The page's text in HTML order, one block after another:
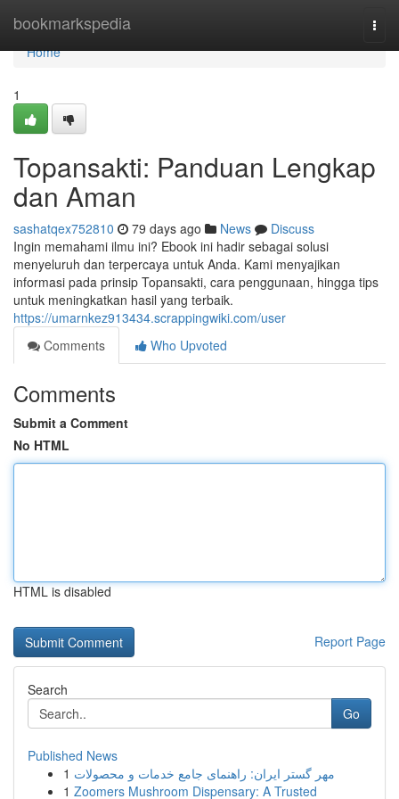
bookmarkspedia
Home
Home
1
Topansakti: Panduan Lengkap
dan Aman
sashatqex752810 79 days ago News
Discuss
Ingin memahami ilmu ini? Ebook ini hadir sebagai solusi
menyeluruh dan terpercaya untuk Anda. Kami menyajikan
informasi pada prinsip Topansakti, cara penggunaan, hingga tips
untuk meningkatkan hasil yang terbaik.
https://umarnkez913434.scrappingwiki.com/user
Comments
Who Upvoted
Comments
Submit a Comment
No HTML
HTML is disabled
Report Page
Search
Go
Published News
1 مهر گستر ایران: راهنمای جامع خدمات و محصولات
1 Zoomers Mushroom Dispensary: A Trusted